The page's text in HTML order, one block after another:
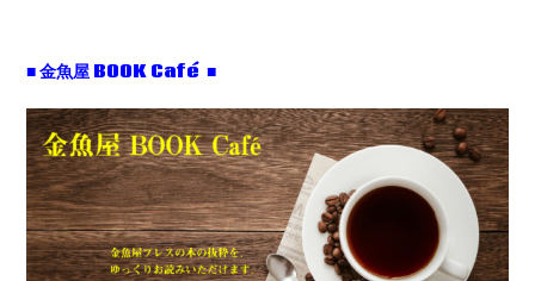
■ 金魚屋 BOOK Café ■